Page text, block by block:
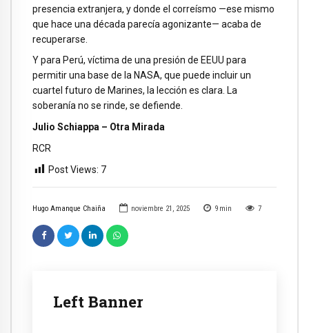
Hugo Amanque Chaiña noviembre 21, 2025 9 min 7
Left Banner
presencia extranjera, y donde el correísmo —ese mismo
que hace una década parecía agonizante— acaba de
recuperarse.
Y para Perú, víctima de una presión de EEUU para
permitir una base de la NASA, que puede incluir un
cuartel futuro de Marines, la lección es clara. La
soberanía no se rinde, se defiende.
Julio Schiappa – Otra Mirada
RCR
Post Views: 7